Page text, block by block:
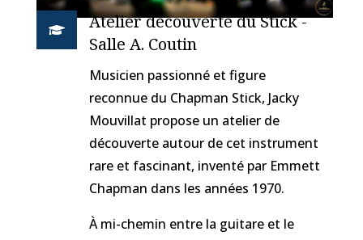

Atelier découverte du Stick -
Salle A. Coutin
Musicien passionné et figure
reconnue du Chapman Stick, Jacky
Mouvillat propose un atelier de
découverte autour de cet instrument
rare et fascinant, inventé par Emmett
Chapman dans les années 1970.
À mi-chemin entre la guitare et le